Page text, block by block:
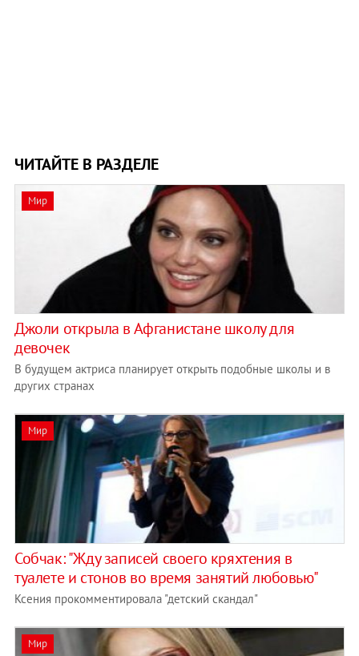
ЧИТАЙТЕ В РАЗДЕЛЕ
Мир
Джоли открыла в Афганистане школу для
девочек
В будущем актриса планирует открыть подобные школы и в
других странах
Мир
Собчак: "Жду записей своего кряхтения в
туалете и стонов во время занятий любовью"
Ксения прокомментировала "детский скандал"
Мир